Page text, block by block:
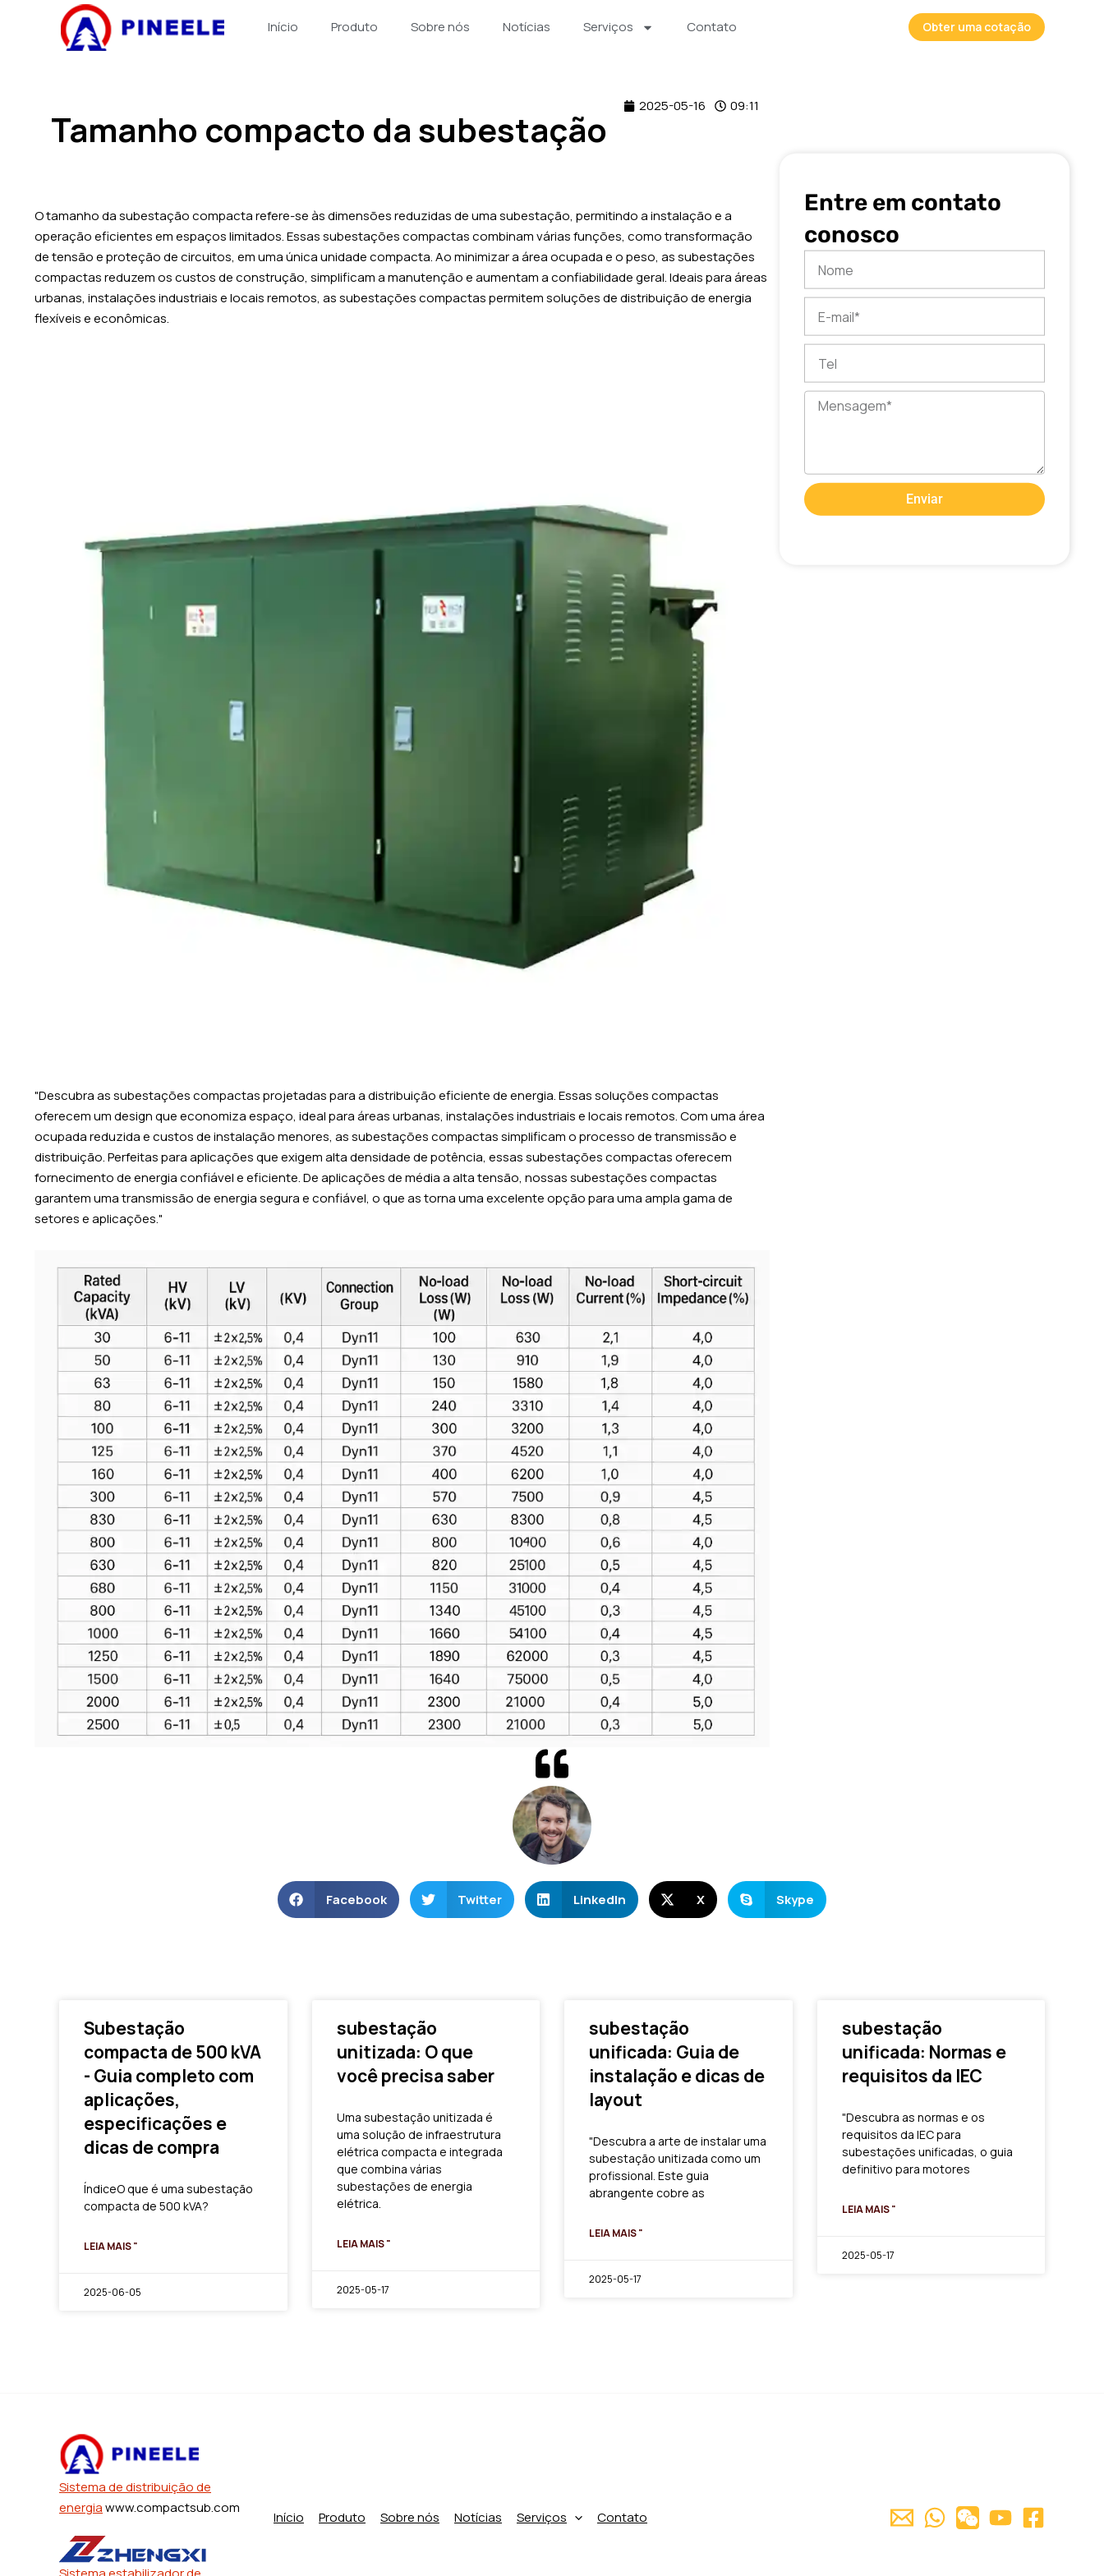
Início Produto Sobre nós Notícias Serviços Contato Obter uma cotação
Tamanho compacto da subestação
2025-05-16 09:11
O tamanho da subestação compacta refere-se às dimensões reduzidas de uma subestação, permitindo a instalação e a
operação eficientes em espaços limitados. Essas subestações compactas combinam várias funções, como transformação
de tensão e proteção de circuitos, em uma única unidade compacta. Ao minimizar a área ocupada e o peso, as subestações
compactas reduzem os custos de construção, simplificam a manutenção e aumentam a confiabilidade geral. Ideais para áreas
urbanas, instalações industriais e locais remotos, as subestações compactas permitem soluções de distribuição de energia
flexíveis e econômicas.
"Descubra as subestações compactas projetadas para a distribuição eficiente de energia. Essas soluções compactas
oferecem um design que economiza espaço, ideal para áreas urbanas, instalações industriais e locais remotos. Com uma área
ocupada reduzida e custos de instalação menores, as subestações compactas simplificam o processo de transmissão e
distribuição. Perfeitas para aplicações que exigem alta densidade de potência, essas subestações compactas oferecem
fornecimento de energia confiável e eficiente. De aplicações de média a alta tensão, nossas subestações compactas
garantem uma transmissão de energia segura e confiável, o que as torna uma excelente opção para uma ampla gama de
setores e aplicações."
Entre em contato
conosco
mail
Mensagem
Enviar
Facebook Twitter LinkedIn X Skype
Subestação
compacta de 500 kVA
- Guia completo com
aplicações,
especificações e
dicas de compra
ÍndiceO que é uma subestação
compacta de 500 kVA?
LEIA MAIS "
2025-06-05
subestação
unitizada: O que
você precisa saber
Uma subestação unitizada é
uma solução de infraestrutura
elétrica compacta e integrada
que combina várias
subestações de energia
elétrica.
LEIA MAIS "
2025-05-17
subestação
unificada: Guia de
instalação e dicas de
layout
"Descubra a arte de instalar uma
subestação unitizada como um
profissional. Este guia
abrangente cobre as
LEIA MAIS "
2025-05-17
subestação
unificada: Normas e
requisitos da IEC
"Descubra as normas e os
requisitos da IEC para
subestações unificadas, o guia
definitivo para motores
LEIA MAIS "
2025-05-17
Sistema de distribuição de
energiawww.compactsub.com
Início Produto Sobre nós Notícias Serviços Contato